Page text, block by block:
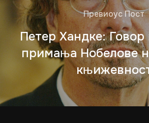
Превиоус Пост
Петер Хандке:
примања Нобелове